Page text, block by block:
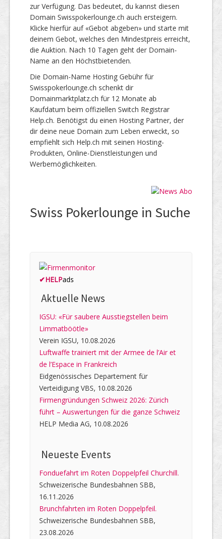
zur Verfügung. Das bedeutet, du kannst diesen
Domain Swisspokerlounge.ch auch ersteigern.
Klicke hierfür auf «Gebot abgeben» und starte mit
deinem Gebot, welches den Mindestpreis erreicht,
die Auktion. Nach 10 Tagen geht der Domain-
Name an den Höchstbietenden.
Die Domain-Name Hosting Gebühr für
Swisspokerlounge.ch schenkt dir
Domainmarktplatz.ch für 12 Monate ab
Kaufdatum beim offiziellen Switch Registrar
Help.ch. Benötigst du einen Hosting Partner, der
dir deine neue Domain zum Leben erweckt, so
empfiehlt sich Help.ch mit seinen Hosting-
Produkten, Online-Dienstleistungen und
Werbemöglichkeiten.
Swiss Pokerlounge in Suche
✔HELPads
Aktuelle News
IGSU: «Für saubere Ausstiegstellen beim
Limmatböötle»
Verein IGSU, 10.08.2026
Luftwaffe trainiert mit der Armee de l’Air et
de l’Espace in Frankreich
Eidgenössisches Departement für
Verteidigung VBS, 10.08.2026
Firmengründungen Schweiz 2026: Zürich
führt – Auswertungen für die ganze Schweiz
HELP Media AG, 10.08.2026
Neueste Events
Fonduefahrt im Roten Doppelpfeil Churchill.
Schweizerische Bundesbahnen SBB,
16.11.2026
Brunchfahrten im Roten Doppelpfeil.
Schweizerische Bundesbahnen SBB,
23.08.2026